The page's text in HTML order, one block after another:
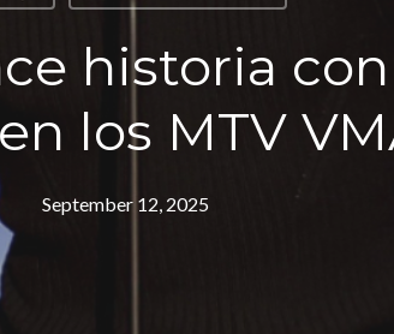
historia
los MTV
September 12, 2025